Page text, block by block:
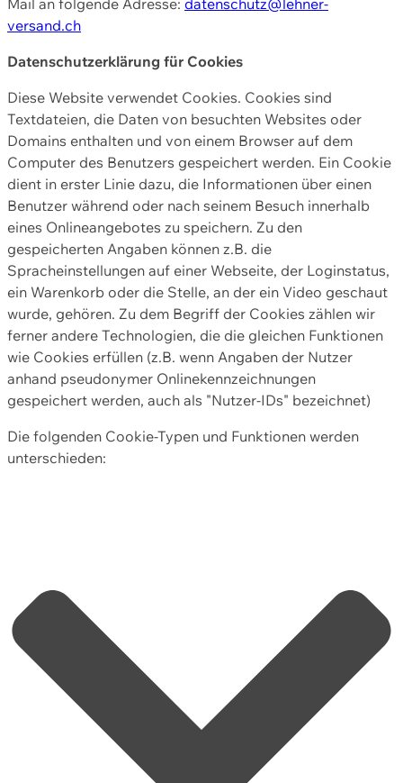
versand.ch
Datenschutzerklärung für Cookies
Diese Website verwendet Cookies. Cookies sind
Textdateien, die Daten von besuchten Websites oder
Domains enthalten und von einem Browser auf dem
Computer des Benutzers gespeichert werden. Ein Cookie
dient in erster Linie dazu, die Informationen über einen
Benutzer während oder nach seinem Besuch innerhalb
eines Onlineangebotes zu speichern. Zu den
gespeicherten Angaben können z.B. die
Spracheinstellungen auf einer Webseite, der Loginstatus,
ein Warenkorb oder die Stelle, an der ein Video geschaut
wurde, gehören. Zu dem Begriff der Cookies zählen wir
ferner andere Technologien, die die gleichen Funktionen
wie Cookies erfüllen (z.B. wenn Angaben der Nutzer
anhand pseudonymer Onlinekennzeichnungen
gespeichert werden, auch als "Nutzer-IDs" bezeichnet)
Die folgenden Cookie-Typen und Funktionen werden
unterschieden: